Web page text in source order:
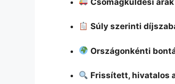
Súly szerinti
Országonkénti
Frissített, hivatalos